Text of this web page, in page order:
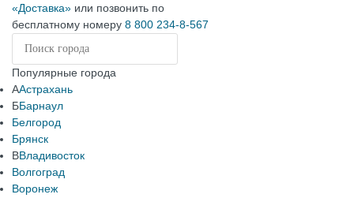
«Доставка» или позвонить по
бесплатному номеру 8 800 234-8-567
Популярные города
ААстрахань
ББарнаул
Белгород
Брянск
ВВладивосток
Волгоград
Воронеж